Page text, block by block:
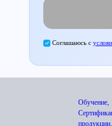
Соглашаюсь с
Обучение,
продукции,